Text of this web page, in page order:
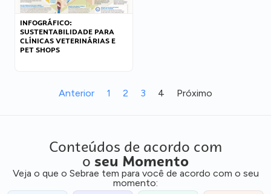
INFOGRÁFICO:
SUSTENTABILIDADE PARA
CLÍNICAS VETERINÁRIAS E
PET SHOPS
Anterior 1 2 3 4 Próximo
Conteúdos de acordo com
o seu Momento
Veja o que o Sebrae tem para você de acordo com o seu
momento: